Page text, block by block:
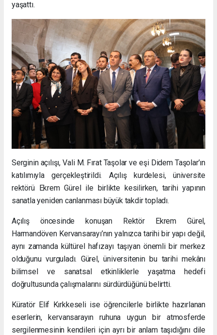
yaşattı.
Serginin açılışı, Vali M. Fırat Taşolar ve eşi Didem Taşolar’ın
katılımıyla gerçekleştirildi. Açılış kurdelesi, üniversite
rektörü Ekrem Gürel ile birlikte kesilirken, tarihi yapının
sanatla yeniden canlanması büyük takdir topladı.
Açılış öncesinde konuşan Rektör Ekrem Gürel,
Harmandöven Kervansarayı’nın yalnızca tarihi bir yapı değil,
aynı zamanda kültürel hafızayı taşıyan önemli bir merkez
olduğunu vurguladı. Gürel, üniversitenin bu tarihi mekânı
bilimsel ve sanatsal etkinliklerle yaşatma hedefi
doğrultusunda çalışmalarını sürdürdüğünü belirtti.
Küratör Elif Kırkkeseli ise öğrencilerle birlikte hazırlanan
eserlerin, kervansarayın ruhuna uygun bir atmosferde
sergilenmesinin kendileri için ayrı bir anlam taşıdığını dile